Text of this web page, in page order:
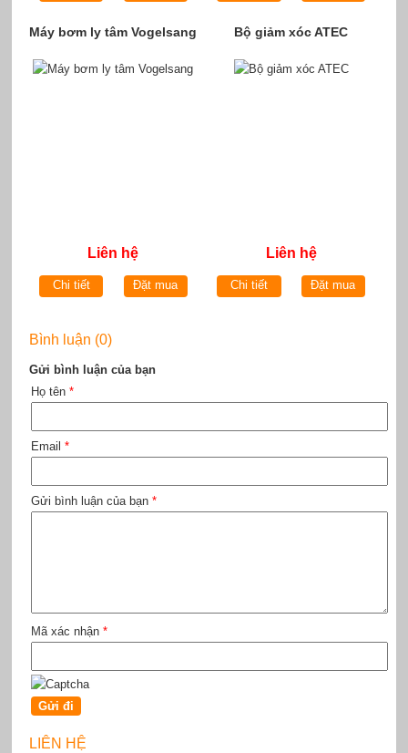
Máy bơm ly tâm Vogelsang
Liên hệ
Chi tiết Đặt mua
Bộ giảm xóc ATEC
Liên hệ
Chi tiết Đặt mua
Bình luận (0)
Gửi bình luận của bạn
Họ tên *
Email *
Gửi bình luận của bạn *
Mã xác nhận *
LIÊN HỆ